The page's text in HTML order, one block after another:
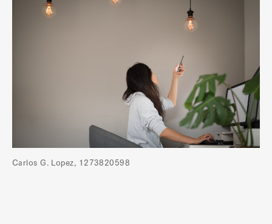
Carlos G. Lopez, 1273820598